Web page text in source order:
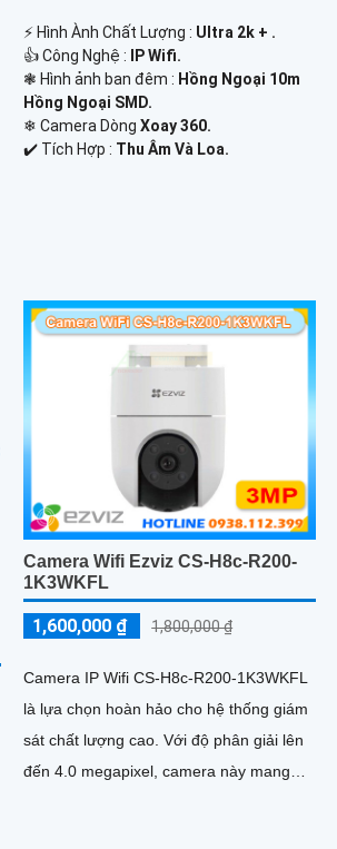
️⚡ Hình Ành Chất Lượng : Ultra 2k + .
👍 Công Nghệ :
IP Wifi.
❃ Hình ảnh ban đêm : Hồng Ngoại 10m
Hồng Ngoại SMD.
❄ Camera DòngXoay 360.
️✔️ Tích Hợp : Thu Âm Và Loa.
Camera Wifi Ezviz CS-H8c-R200-
1K3WKFL
1,600,000 ₫ 1,800,000 ₫
Camera IP Wifi CS-H8c-R200-1K3WKFL
là lựa chọn hoàn hảo cho hệ thống giám
sát chất lượng cao. Với độ phân giải lên
đến 4.0 megapixel, camera này mang